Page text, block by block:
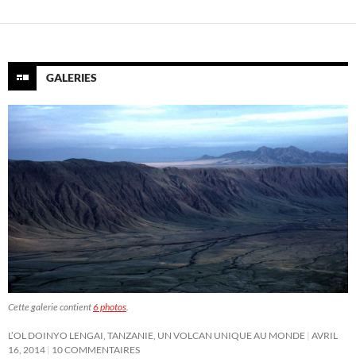
articles
GALERIES
Cette galerie contient6 photos.
L’OL DOINYO LENGAI, TANZANIE, UN VOLCAN UNIQUE AU MONDE AVRIL
16, 2014 10 COMMENTAIRES